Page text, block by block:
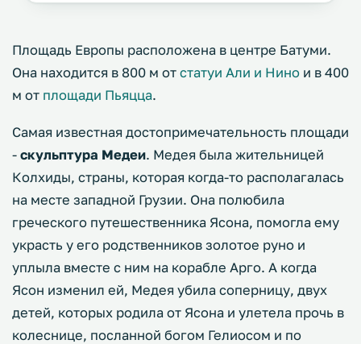
Площадь Европы расположена в центре Батуми.
Она находится в 800 м от статуи Али и Нино и в 400
м от площади Пьяцца.
Самая известная достопримечательность площади
- скульптура Медеи. Медея была жительницей
Колхиды, страны, которая когда-то располагалась
на месте западной Грузии. Она полюбила
греческого путешественника Ясона, помогла ему
украсть у его родственников золотое руно и
уплыла вместе с ним на корабле Арго. А когда
Ясон изменил ей, Медея убила соперницу, двух
детей, которых родила от Ясона и улетела прочь в
колеснице, посланной богом Гелиосом и по